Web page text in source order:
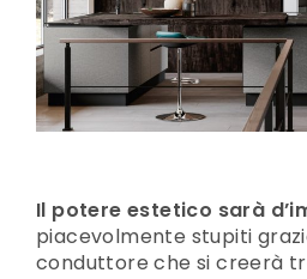
Il potere estetico sarà
piacevolmente stupiti
conduttore che si creerà